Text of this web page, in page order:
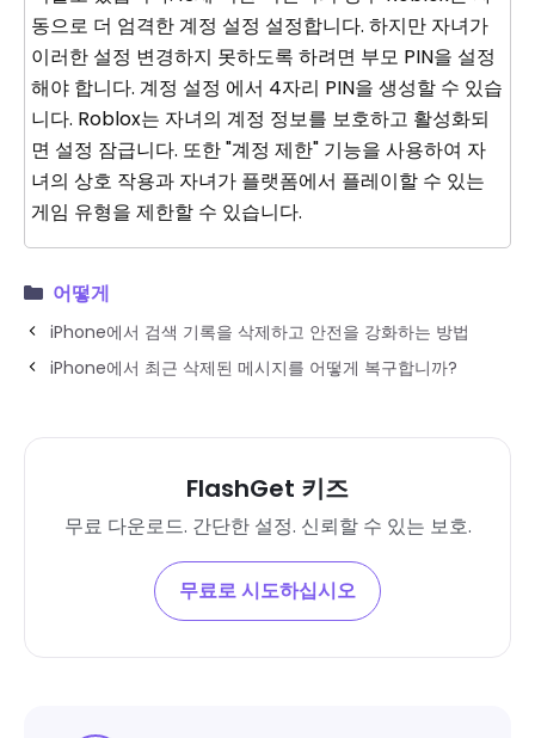
동으로 더 엄격한 계정 설정 설정합니다. 하지만 자녀가
이러한 설정 변경하지 못하도록 하려면 부모 PIN을 설정
해야 합니다. 계정 설정 에서 4자리 PIN을 생성할 수 있습
니다. Roblox는 자녀의 계정 정보를 보호하고 활성화되
면 설정 잠급니다. 또한 "계정 제한" 기능을 사용하여 자
녀의 상호 작용과 자녀가 플랫폼에서 플레이할 수 있는
게임 유형을 제한할 수 있습니다.
어떻게
iPhone에서 검색 기록을 삭제하고 안전을 강화하는 방법
iPhone에서 최근 삭제된 메시지를 어떻게 복구합니까?
FlashGet 키즈
무료 다운로드. 간단한 설정. 신뢰할 수 있는 보호.
무료로 시도하십시오